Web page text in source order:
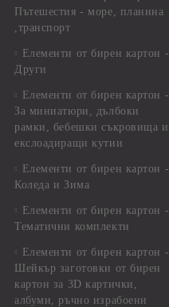
Пътешестия - море, планина
,транспорт
Елементи от бирен картон -
Други
Елементи от бирен картон -
За миниатюри, дълбоки
рамки, бебешки съкровища и
екслоадиращи кутии
Елементи от бирен картон -
Коледа и Зима
Елементи от бирен картон -
Тематични комплекти
Елементи от бирен картон -
Шейкър заготовки от бирен
картон за 3D картички,
албуми, ръчно израбоени